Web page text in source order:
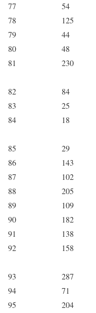
77
54
78
125
79
44
80
48
81
230
82
84
83
25
84
18
85
29
86
143
87
102
88
205
89
109
90
182
91
138
92
158
93
287
94
71
95
204